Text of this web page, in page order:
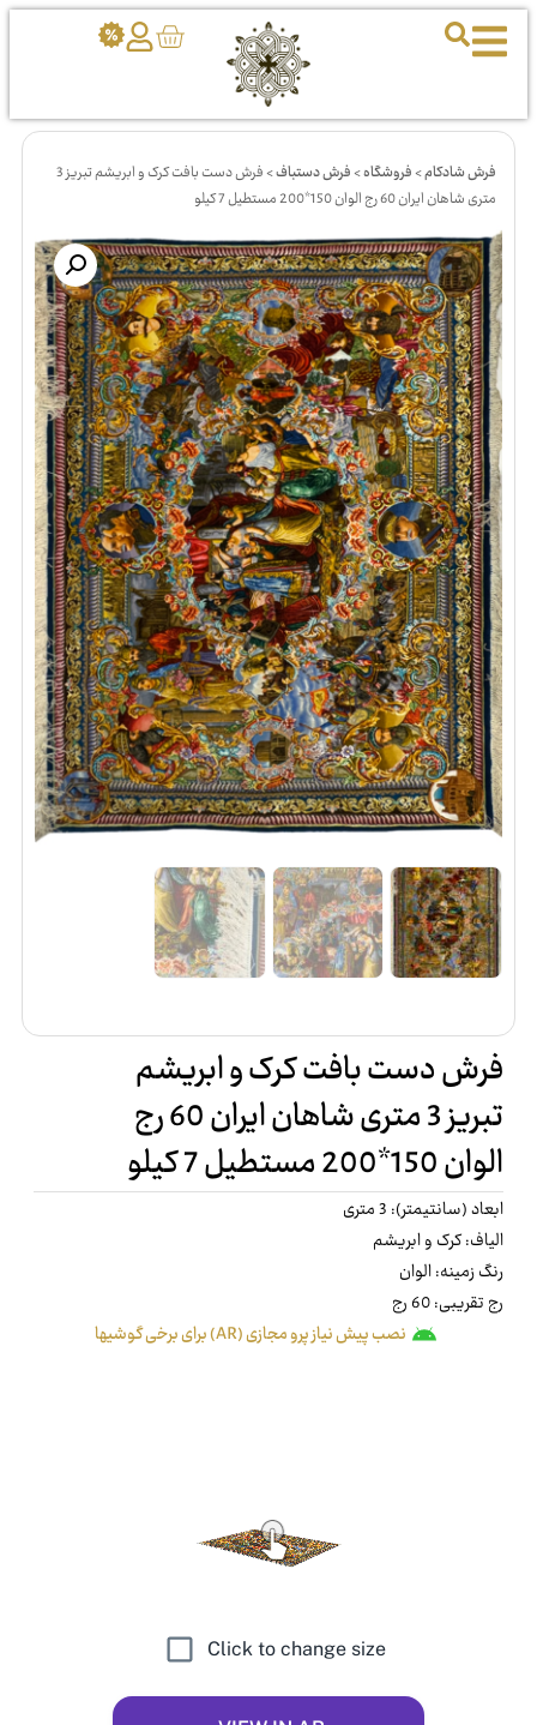
فرش شادکام>فروشگاه>فرش دستباف>
فرش دست بافت کرک و ابریشم تبریز 3
متری شاهان ایران 60 رج الوان 150*200 مستطیل 7 کیلو
فرش دست بافت کرک و ابریشم
تبریز 3 متری شاهان ایران 60 رج
الوان 150*200 مستطیل 7 کیلو
ابعاد (سانتیمتر): 3 متری
الیاف: کرک و ابریشم
رنگ زمینه: الوان
رج تقریبی: 60 رج
نصب پیش نیاز پرو مجازی (AR) برای برخی گوشیها